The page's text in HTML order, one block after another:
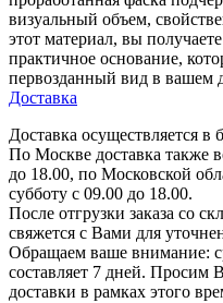
визуальный объем,
этот материал, вы
практичное основание,
первозданный вид в вашем
Доставка
Доставка осуществляется в
По Москве доставка также
до 18.00, по Московской
субботу с 09.00 до 18.00.
После отгрузки заказа со
свяжется с Вами для
Обращаем ваше внимание:
составляет 7 дней. Просим
доставки в рамках этого